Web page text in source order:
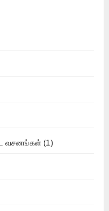
வசனங்கள் (1)